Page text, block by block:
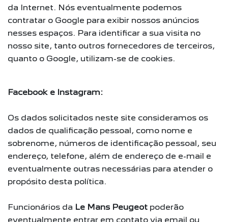
da Internet. Nós eventualmente podemos
contratar o Google para exibir nossos anúncios
nesses espaços. Para identificar a sua visita no
nosso site, tanto outros fornecedores de terceiros,
quanto o Google, utilizam-se de cookies.
Facebook e Instagram:
Os dados solicitados neste site consideramos os
dados de qualificação pessoal, como nome e
sobrenome, números de identificação pessoal, seu
endereço, telefone, além de endereço de e-mail e
eventualmente outras necessárias para atender o
propósito desta política.
Funcionários da Le Mans Peugeot poderão
eventualmente entrar em contato via email ou